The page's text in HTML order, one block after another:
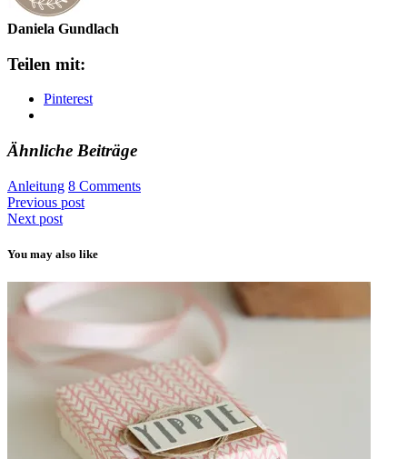
Daniela Gundlach
Teilen mit:
Pinterest
Ähnliche Beiträge
Anleitung 8 Comments
Previous post
Next post
You may also like